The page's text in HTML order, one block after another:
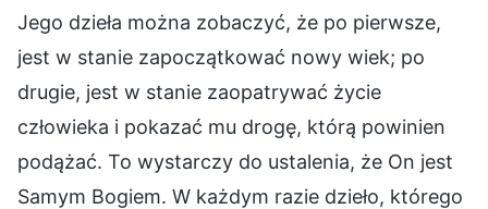
Jego dzieła można zobaczyć, że po pierwsze,
jest w stanie zapoczątkować nowy wiek; po
drugie, jest w stanie zaopatrywać życie
człowieka i pokazać mu drogę, którą powinien
podążać. To wystarczy do ustalenia, że On jest
Samym Bogiem. W każdym razie dzieło, którego